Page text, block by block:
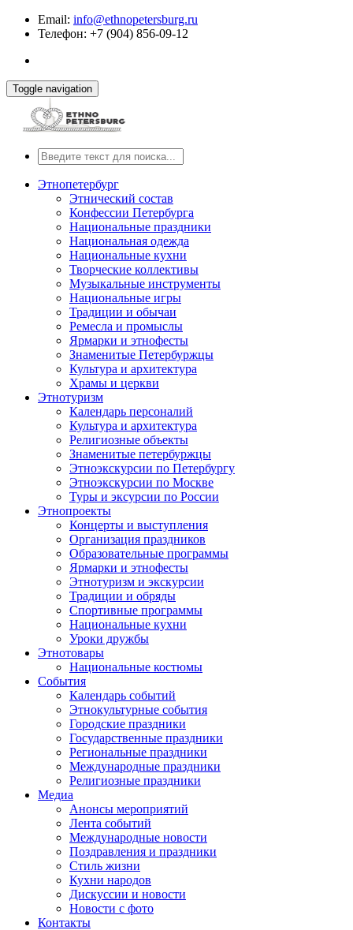
Email: info@ethnopetersburg.ru
Телефон: +7 (904) 856-09-12
Toggle navigation
Этнопетербург
Этнический состав
Конфессии Петербурга
Национальные праздники
Национальная одежда
Национальные кухни
Творческие коллективы
Музыкальные инструменты
Национальные игры
Традиции и обычаи
Ремесла и промыслы
Ярмарки и этнофесты
Знаменитые Петербуржцы
Культура и архитектура
Храмы и церкви
Этнотуризм
Календарь персоналий
Культура и архитектура
Религиозные объекты
Знаменитые петербуржцы
Этноэкскурсии по Петербургу
Этноэкскурсии по Москве
Туры и эксурсии по России
Этнопроекты
Концерты и выступления
Организация праздников
Образовательные программы
Ярмарки и этнофесты
Этнотуризм и экскурсии
Традиции и обряды
Спортивные программы
Национальные кухни
Уроки дружбы
Этнотовары
Национальные костюмы
События
Календарь событий
Этнокультурные события
Городские праздники
Государственные праздники
Региональные праздники
Международные праздники
Религиозные праздники
Медиа
Анонсы мероприятий
Лента событий
Международные новости
Поздравления и праздники
Cтиль жизни
Кухни народов
Дискуссии и новости
Новости с фото
Контакты